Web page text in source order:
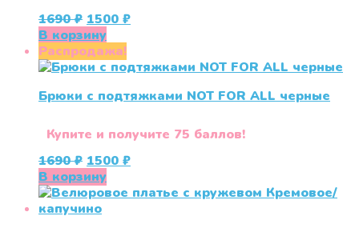
1690₽ Первоначальная
цена
составляла
1690 ₽.
1500 ₽Текущая
В корзину
Распродажа!
Брюки с подтяжками NOT FOR ALL черные
Купите и получите 75 баллов!
1690₽ Первоначальная
цена
составляла
1690 ₽.
1500 ₽Текущая
1500 ₽.
В корзину